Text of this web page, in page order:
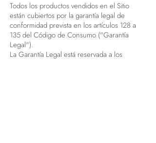
Todos los productos vendidos en el Sitio
están cubiertos por la garantía legal de
conformidad prevista en los artículos 128 a
135 del Código de Consumo ("Garantía
Legal").
La Garantía Legal está reservada a los